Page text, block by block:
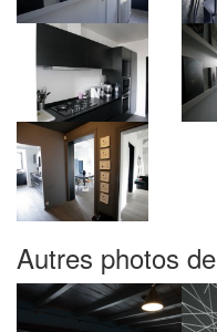
Autres photos de